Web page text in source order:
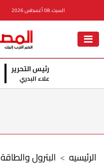
السبت، 08 أغسطس 2026
رئيس التحرير
علاء البدري
البترول والطاقة الرئيسيه